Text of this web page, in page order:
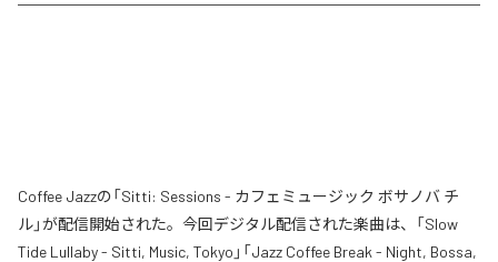
Coffee Jazzの「Sitti: Sessions - カフェミュージック ボサノバ チ
ル」が配信開始された。今回デジタル配信された楽曲は、「Slow
Tide Lullaby - Sitti, Music, Tokyo」「Jazz Coffee Break - Night, Bossa,